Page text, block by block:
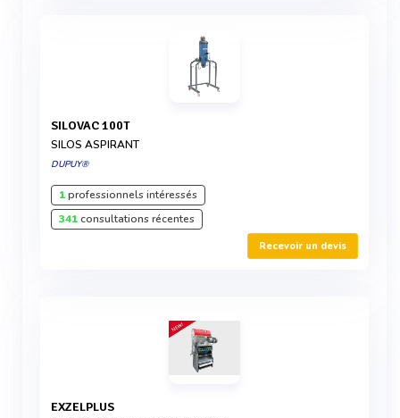
SILOVAC 100T
SILOS ASPIRANT
DUPUY®
1professionnels intéressés
341consultations récentes
Recevoir un devis
EXZELPLUS